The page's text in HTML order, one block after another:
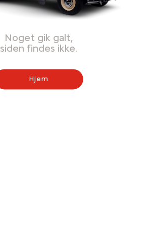
Noget gik galt,
siden findes ikke.
Hjem